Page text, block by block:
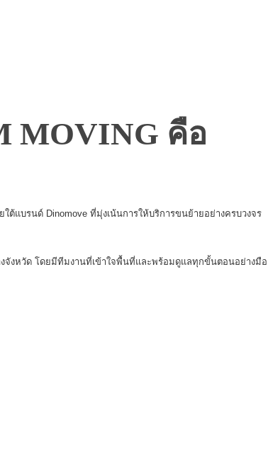
MOVING คือ
ต้แบรนด์ Dinomove ที่มุ่งเน้นการให้บริการขนย้ายอย่างครบวงจร
งจังหวัด โดยมีทีมงานที่เข้าใจพื้นที่และพร้อมดูแลทุกขั้นตอนอย่างมือ